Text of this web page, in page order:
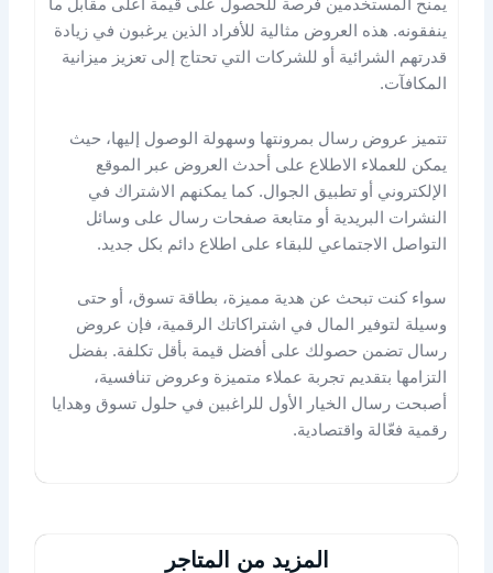
يمنح المستخدمين فرصة للحصول على قيمة أعلى مقابل ما
ينفقونه. هذه العروض مثالية للأفراد الذين يرغبون في زيادة
قدرتهم الشرائية أو للشركات التي تحتاج إلى تعزيز ميزانية
المكافآت.
تتميز عروض رسال بمرونتها وسهولة الوصول إليها، حيث
يمكن للعملاء الاطلاع على أحدث العروض عبر الموقع
الإلكتروني أو تطبيق الجوال. كما يمكنهم الاشتراك في
النشرات البريدية أو متابعة صفحات رسال على وسائل
التواصل الاجتماعي للبقاء على اطلاع دائم بكل جديد.
سواء كنت تبحث عن هدية مميزة، بطاقة تسوق، أو حتى
وسيلة لتوفير المال في اشتراكاتك الرقمية، فإن عروض
رسال تضمن حصولك على أفضل قيمة بأقل تكلفة. بفضل
التزامها بتقديم تجربة عملاء متميزة وعروض تنافسية،
أصبحت رسال الخيار الأول للراغبين في حلول تسوق وهدايا
رقمية فعّالة واقتصادية.
المزيد من المتاجر